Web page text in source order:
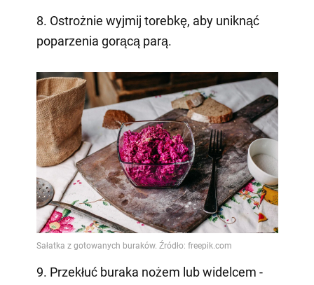
8. Ostrożnie wyjmij torebkę, aby uniknąć
poparzenia gorącą parą.
9. Przekłuć buraka nożem lub widelcem -